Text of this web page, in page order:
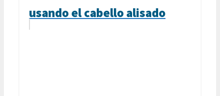
usando el cabello alisado